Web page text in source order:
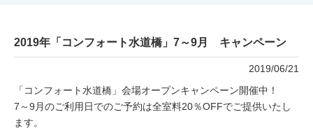
2019年「コンフォート水道橋」7～9月 キャンペーン
2019/06/21
「コンフォート水道橋」会場オープンキャンペーン開催中！
7～9月のご利用日でのご予約は全室料20％OFFでご提供いたし
ます。